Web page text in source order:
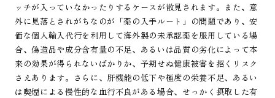
ッチが入っていなかったりするケースが散見されます。また、意
外に見落とされがちなのが「薬の入手ルート」の問題であり、安
価な個人輸入代行を利用して海外製の未承認薬を服用している場
合、偽造品や成分含有量の不足、あるいは品質の劣化によって本
来の効果が得られないばかりか、予期せぬ健康被害を招くリスク
さえあります。さらに、肝機能の低下や極度の栄養不足、あるい
は喫煙による慢性的な血行不良がある場合、せっかく摂取した有